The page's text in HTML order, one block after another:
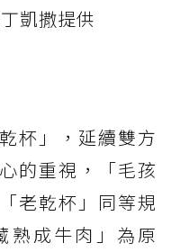
凱撒提供
杯」，延續雙方
的重視，「毛孩
老乾杯」同等規
熟成牛肉」為原